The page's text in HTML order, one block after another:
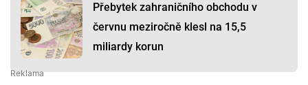
Přebytek zahraničního obchodu v
červnu meziročně klesl na 15,5
miliardy korun